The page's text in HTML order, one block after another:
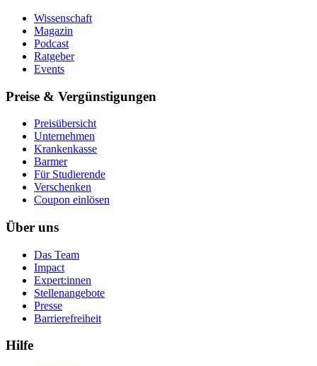
Wissenschaft
Magazin
Podcast
Ratgeber
Events
Preise & Vergünstigungen
Preisübersicht
Unternehmen
Krankenkasse
Barmer
Für Studierende
Ver­schen­ken
Coupon einlösen
Über uns
Das Team
Impact
Expert:innen
Stellenangebote
Presse
Barrierefreiheit
Hilfe